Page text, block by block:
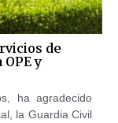
de
y
ha agradecido
la Guardia Civil